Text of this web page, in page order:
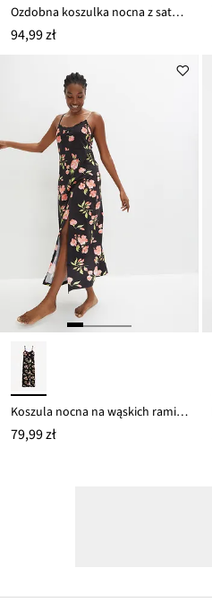
Ozdobna koszulka nocna z satyny
94,99 zł
Koszula nocna na wąskich ramiączkach, z delikatną koronką
79,99 zł